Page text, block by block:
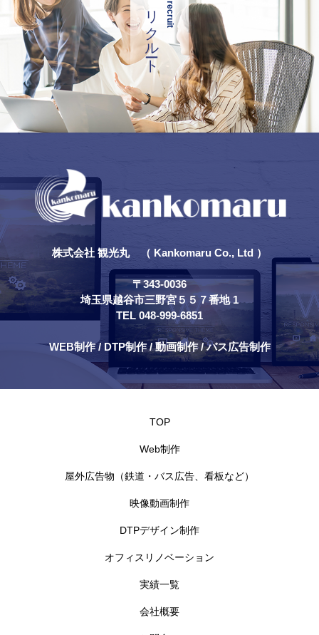
recruit
リクルート
株式会社 観光丸 （ Kankomaru Co., Ltd ）
〒343-0036
埼玉県越谷市三野宮５５７番地 1
TEL 048-999-6851
WEB制作 / DTP制作 / 動画制作 / バス広告制作
TOP
Web制作
屋外広告物（鉄道・バス広告、看板など）
映像動画制作
DTPデザイン制作
オフィスリノベーション
実績一覧
会社概要